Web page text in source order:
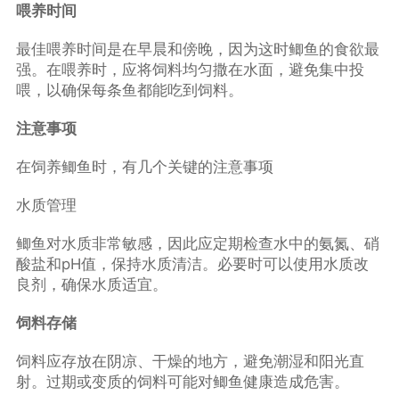
喂养时间
最佳喂养时间是在早晨和傍晚，因为这时鲫鱼的食欲最
强。在喂养时，应将饲料均匀撒在水面，避免集中投
喂，以确保每条鱼都能吃到饲料。
注意事项
在饲养鲫鱼时，有几个关键的注意事项
水质管理
鲫鱼对水质非常敏感，因此应定期检查水中的氨氮、硝
酸盐和pH值，保持水质清洁。必要时可以使用水质改
良剂，确保水质适宜。
饲料存储
饲料应存放在阴凉、干燥的地方，避免潮湿和阳光直
射。过期或变质的饲料可能对鲫鱼健康造成危害。